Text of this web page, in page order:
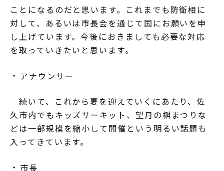
ことになるのだと思います。これまでも防衛相に
対して、あるいは市長会を通じて国にお願いを申
し上げています。今後におきましても必要な対応
を取っていきたいと思います。
アナウンサー
続いて、これから夏を迎えていくにあたり、佐
久市内でもキッズサーキット、望月の榊まつりな
どは一部規模を縮小して開催という明るい話題も
入ってきています。
市長